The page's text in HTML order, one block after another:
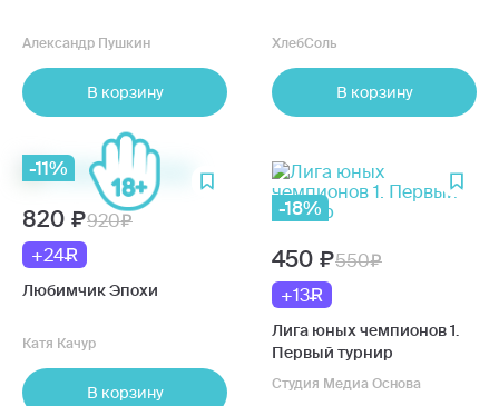
Александр Пушкин
В корзину
ХлебСоль
В корзину
-11%
820
920
+24
Любимчик Эпохи
Катя Качур
В корзину
-18%
450
550
+13
Лига юных чемпионов 1.
Первый турнир
Студия Медиа Основа